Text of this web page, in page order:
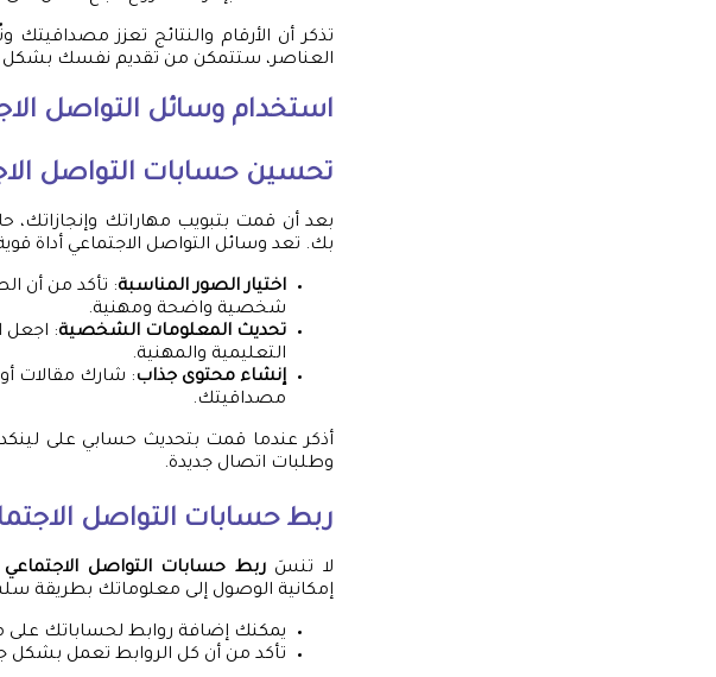
تذكر أن الأرقام والنتائج تعزز
العناصر، ستتمكن من تقديم نفسك بشكل
استخدام وسائل التواصل
تحسين حسابات التواصل
بعد أن قمت بتبويب مهاراتك وإنجازاتك،
بك. تعد وسائل التواصل الاجتماعي أداة
اختيار الصور المناسبة: تأكد من أن
شخصية واضحة ومهنية.
تحديث المعلومات الشخصية: اجعل
التعليمية والمهنية.
إنشاء محتوى جذاب: شارك مقالات
مصداقيتك.
أذكر عندما قمت بتحديث حسابي على
وطلبات اتصال جديدة.
ربط حسابات التواصل
لا تنسَربط حسابات التواصل الاجتماعي
إمكانية الوصول إلى معلوماتك بطريقة
يمكنك إضافة روابط لحساباتك على
تأكد من أن كل الروابط تعمل بشكل